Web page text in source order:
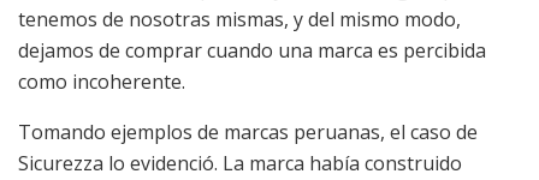
tenemos de nosotras mismas, y del mismo modo,
dejamos de comprar cuando una marca es percibida
como incoherente.
Tomando ejemplos de marcas peruanas, el caso de
Sicurezza lo evidenció. La marca había construido